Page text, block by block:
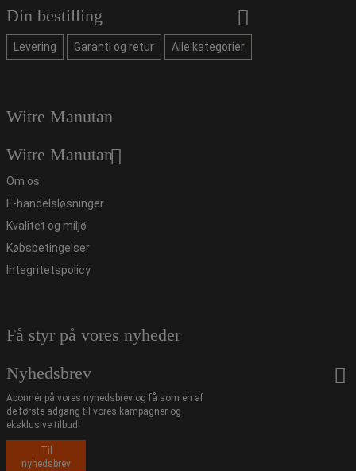
Din bestilling
Levering Garanti og retur Alle kategorier
Witre Manutan
Witre Manutan
Om os
E-handelsløsninger
Kvalitet og miljø
Købsbetingelser
Integritetspolicy
Få styr på vores nyheder
Nyhedsbrev
Abonnér på vores nyhedsbrev og få som en af
de første adgang til vores kampagner og
eksklusive tilbud!
Til
nyhedsbrev